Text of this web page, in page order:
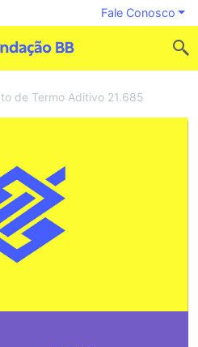
Fale Conosco
de Termo Aditivo 21.685